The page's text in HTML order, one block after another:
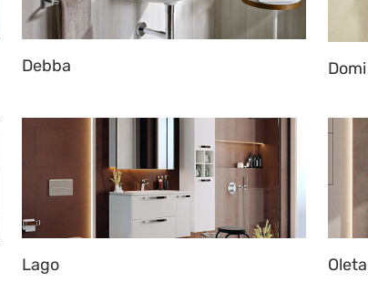
Debba Domi
Lago Oleta